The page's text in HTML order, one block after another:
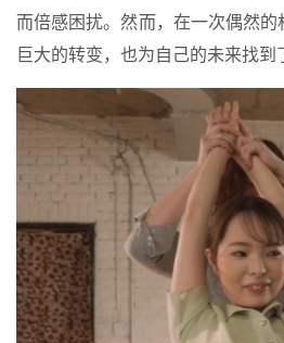
而倍感困扰。然而，在一次偶然
巨大的转变，也为自己的未来找到